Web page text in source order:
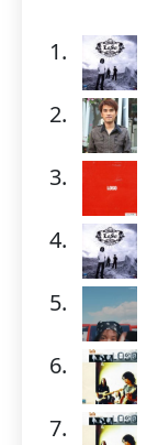
1.
2.
3.
4.
5.
6.
7.